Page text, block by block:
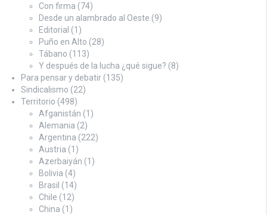
Con firma (74)
Desde un alambrado al Oeste (9)
Editorial (1)
Puño en Alto (28)
Tábano (113)
Y después de la lucha ¿qué sigue? (8)
Para pensar y debatir (135)
Sindicalismo (22)
Territorio (498)
Afganistán (1)
Alemania (2)
Argentina (222)
Austria (1)
Azerbaiyán (1)
Bolivia (4)
Brasil (14)
Chile (12)
China (1)